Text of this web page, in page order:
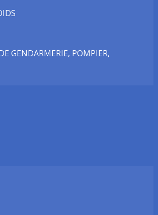
GENDARMERIE, POMPIER,